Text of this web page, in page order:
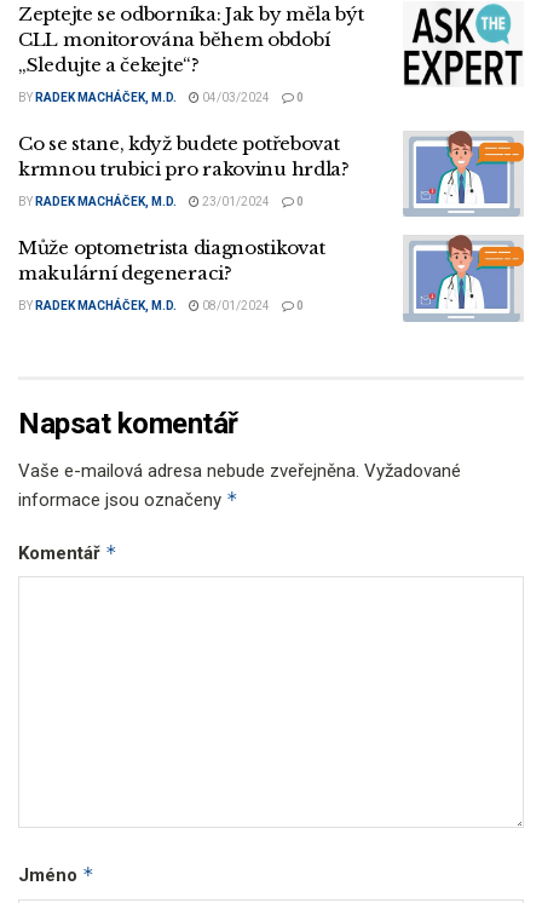
Zeptejte se odborníka: Jak by měla být
CLL monitorována během období
„Sledujte a čekejte“?
BY RADEK MACHÁČEK, M.D. 04/03/2024 0
Co se stane, když budete potřebovat
krmnou trubici pro rakovinu hrdla?
BY RADEK MACHÁČEK, M.D. 23/01/2024 0
Může optometrista diagnostikovat
makulární degeneraci?
BY RADEK MACHÁČEK, M.D. 08/01/2024 0
Napsat komentář
Vaše e-mailová adresa nebude zveřejněna. Vyžadované
informace jsou označeny *
Komentář *
Jméno *